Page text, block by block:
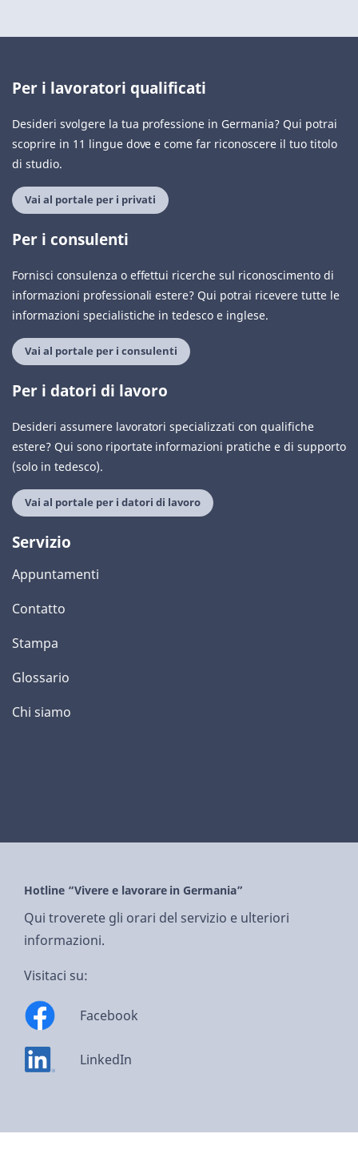
Per i lavoratori qualificati
Desideri svolgere la tua professione in Germania? Qui potrai
scoprire in 11 lingue dove e come far riconoscere il tuo titolo
di studio.
Vai al portale per i privati
Per i consulenti
Fornisci consulenza o effettui ricerche sul riconoscimento di
informazioni professionali estere? Qui potrai ricevere tutte le
informazioni specialistiche in tedesco e inglese.
Vai al portale per i consulenti
Per i datori di lavoro
Desideri assumere lavoratori specializzati con qualifiche
estere? Qui sono riportate informazioni pratiche e di supporto
(solo in tedesco).
Vai al portale per i datori di lavoro
Servizio
Appuntamenti
Contatto
Stampa
Glossario
Chi siamo
Hotline “Vivere e lavorare in Germania”
Qui troverete gli orari del servizio e ulteriori
informazioni.
Visitaci su:
Facebook
LinkedIn